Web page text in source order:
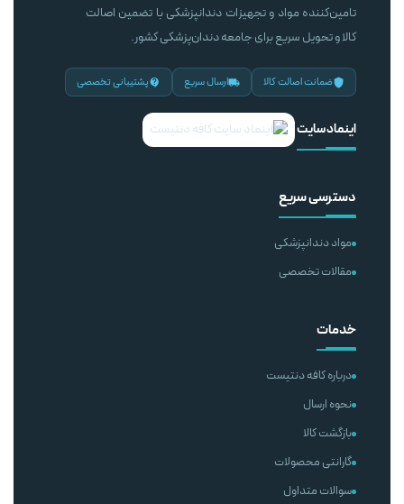
تامین‌کننده مواد و تجهیزات دندانپزشکی با تضمین اصالت
کالا و تحویل سریع برای جامعه دندان‌پزشکی کشور.
ضمانت اصالت کالا ارسال سریع پشتیبانی تخصصی
اینماد سایت
دسترسی سریع
مواد دندانپزشکی
مقالات تخصصی
خدمات
درباره کافه دنتیست
نحوه ارسال
بازگشت کالا
گارانتی محصولات
سوالات متداول